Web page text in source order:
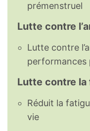
prémenstruel
Lutte contre
Lutte contre
performances
Lutte contre la
Réduit la
vie